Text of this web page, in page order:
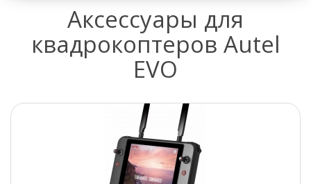
Аксессуары для
квадрокоптеров Autel
EVO